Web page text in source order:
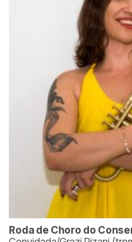
Roda de Choro do